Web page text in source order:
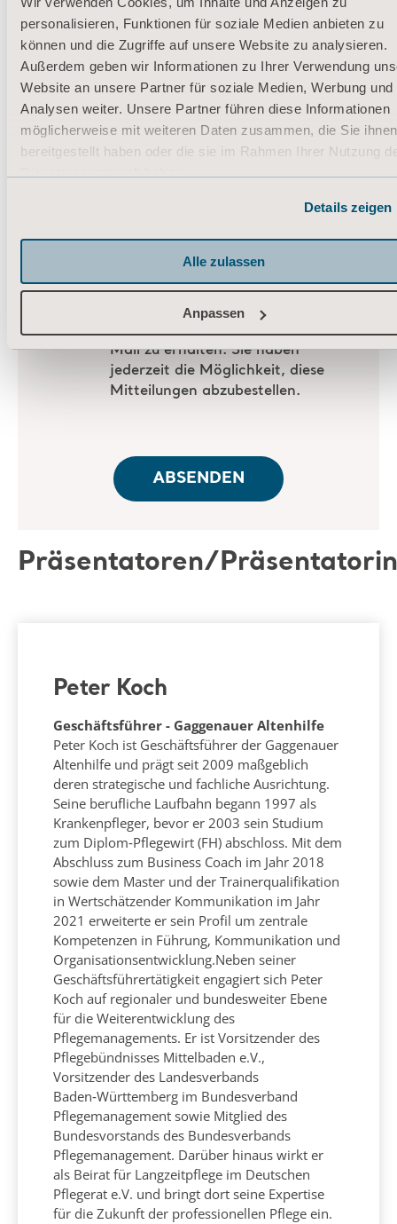
personalisieren, Funktionen für soziale Medien anbieten zu
können und die Zugriffe auf unsere Website zu analysieren.
Außerdem geben wir Informationen zu Ihrer Verwendung
Website an unsere Partner für soziale Medien, Werbung und
Analysen weiter. Unsere Partner führen diese Informationen
möglicherweise mit weiteren Daten zusammen, die Sie ihnen
bereitgestellt haben oder die sie im Rahmen Ihrer Nutzung
Details zeigen
Alle zulassen
Anpassen
Präsentatoren/
Peter Koch
Geschäftsführer - Gaggenauer Altenhilfe
Peter Koch ist Geschäftsführer der Gaggenauer
Altenhilfe und prägt seit 2009 maßgeblich
deren strategische und fachliche Ausrichtung.
Seine berufliche Laufbahn begann 1997 als
Krankenpfleger, bevor er 2003 sein Studium
zum Diplom‑Pflegewirt (FH) abschloss. Mit dem
Abschluss zum Business Coach im Jahr 2018
sowie dem Master und der Trainerqualifikation
in Wertschätzender Kommunikation im Jahr
2021 erweiterte er sein Profil um zentrale
Kompetenzen in Führung, Kommunikation und
Organisationsentwicklung.Neben seiner
Geschäftsführertätigkeit engagiert sich Peter
Koch auf regionaler und bundesweiter Ebene
für die Weiterentwicklung des
Pflegemanagements. Er ist Vorsitzender des
Pflegebündnisses Mittelbaden e.V.,
Vorsitzender des Landesverbands
Baden‑Württemberg im Bundesverband
Pflegemanagement sowie Mitglied des
Bundesvorstands des Bundesverbands
Pflegemanagement. Darüber hinaus wirkt er
als Beirat für Langzeitpflege im Deutschen
Pflegerat e.V. und bringt dort seine Expertise
für die Zukunft der professionellen Pflege ein.